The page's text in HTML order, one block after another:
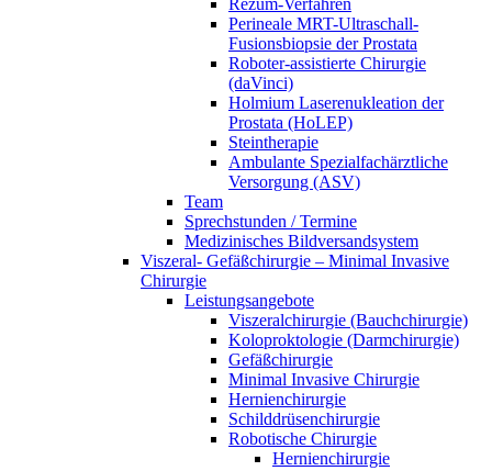
Perineale MRT-Ultraschall-
Fusionsbiopsie der Prostata
Roboter-assistierte Chirurgie
(daVinci)
Holmium Laserenukleation der
Prostata (HoLEP)
Steintherapie
Ambulante Spezialfachärztliche
Versorgung (ASV)
Team
Sprechstunden / Termine
Medizinisches Bildversandsystem
Viszeral- Gefäßchirurgie – Minimal Invasive
Chirurgie
Leistungsangebote
Viszeralchirurgie (Bauchchirurgie)
Koloproktologie (Darmchirurgie)
Gefäßchirurgie
Minimal Invasive Chirurgie
Hernienchirurgie
Schilddrüsenchirurgie
Robotische Chirurgie
Hernienchirurgie